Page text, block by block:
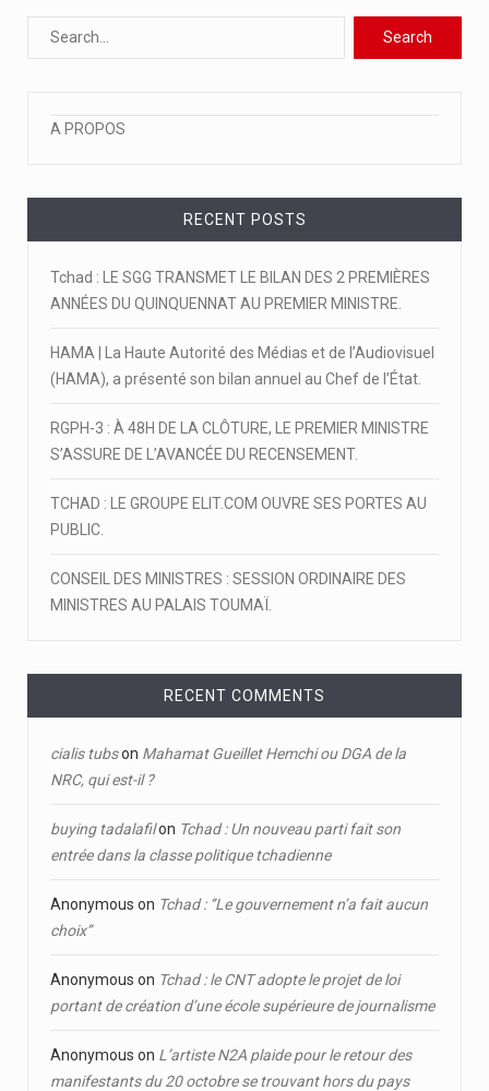
A PROPOS
RECENT POSTS
Tchad : LE SGG TRANSMET LE BILAN DES 2 PREMIÈRES
ANNÉES DU QUINQUENNAT AU PREMIER MINISTRE.
HAMA | La Haute Autorité des Médias et de l’Audiovisuel
(HAMA), a présenté son bilan annuel au Chef de l’État.
RGPH-3 : À 48H DE LA CLÔTURE, LE PREMIER MINISTRE
S’ASSURE DE L’AVANCÉE DU RECENSEMENT.
TCHAD : LE GROUPE ELIT.COM OUVRE SES PORTES AU
PUBLIC.
CONSEIL DES MINISTRES : SESSION ORDINAIRE DES
MINISTRES AU PALAIS TOUMAÏ.
RECENT COMMENTS
cialis tubson Mahamat Gueillet Hemchi ou DGA de la
NRC, qui est-il ?
buying tadalafilon Tchad : Un nouveau parti fait son
entrée dans la classe politique tchadienne
Anonymous on Tchad : ‘’Le gouvernement n’a fait aucun
choix’’
Anonymous on Tchad : le CNT adopte le projet de loi
portant de création d’une école supérieure de journalisme
Anonymous on L’artiste N2A plaide pour le retour des
manifestants du 20 octobre se trouvant hors du pays